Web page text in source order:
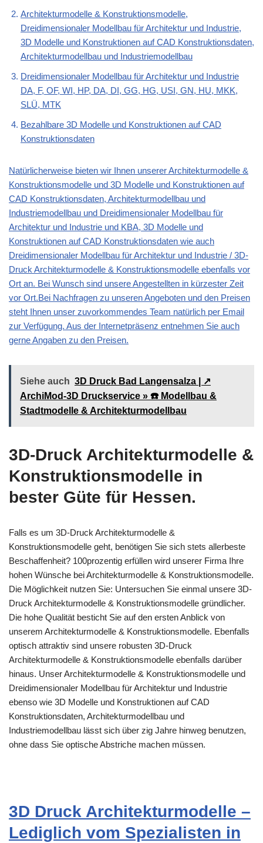
Architekturmodelle & Konstruktionsmodelle,
Dreidimensionaler Modellbau für Architektur und Industrie,
3D Modelle und Konstruktionen auf CAD Konstruktionsdaten,
Architekturmodellbau und Industriemodellbau
Dreidimensionaler Modellbau für Architektur und Industrie
DA, F, OF, WI, HP, DA, DI, GG, HG, USI, GN, HU, MKK,
SLÜ, MTK
Bezahlbare 3D Modelle und Konstruktionen auf CAD
Konstruktionsdaten
Natürlicherweise bieten wir Ihnen unserer Architekturmodelle &
Konstruktionsmodelle und 3D Modelle und Konstruktionen auf
CAD Konstruktionsdaten, Architekturmodellbau und
Industriemodellbau und Dreidimensionaler Modellbau für
Architektur und Industrie und KBA, 3D Modelle und
Konstruktionen auf CAD Konstruktionsdaten wie auch
Dreidimensionaler Modellbau für Architektur und Industrie / 3D-
Druck Architekturmodelle & Konstruktionsmodelle ebenfalls vor
Ort an. Bei Wunsch sind unsere Angestellten in kürzester Zeit
vor Ort.Bei Nachfragen zu unseren Angeboten und den Preisen
steht Ihnen unser zuvorkommendes Team natürlich per Email
zur Verfügung. Aus der Internetpräsenz entnehmen Sie auch
gerne Angaben zu den Preisen.
Siehe auch 3D Druck Bad Langensalza | ↗️
ArchiMod-3D Druckservice » ☎️ Modellbau &
Stadtmodelle & Architekturmodellbau
3D-Druck Architekturmodelle &
Konstruktionsmodelle in
bester Güte für Hessen.
Falls es um 3D-Druck Architekturmodelle &
Konstruktionsmodelle geht, benötigen Sie sich stets allerbeste
Beschaffenheit? 100prozentig erfüllen wird unserer Firma Ihre
hohen Wünsche bei Architekturmodelle & Konstruktionsmodelle.
Die Möglichkeit nutzen Sie: Untersuchen Sie einmal unsere 3D-
Druck Architekturmodelle & Konstruktionsmodelle gründlicher.
Die hohe Qualität besticht Sie auf den ersten Anblick von
unserem Architekturmodelle & Konstruktionsmodelle. Ebenfalls
optisch attraktiv sind unsere robusten 3D-Druck
Architekturmodelle & Konstruktionsmodelle ebenfalls darüber
hinaus. Unser Architekturmodelle & Konstruktionsmodelle und
Dreidimensionaler Modellbau für Architektur und Industrie
ebenso wie 3D Modelle und Konstruktionen auf CAD
Konstruktionsdaten, Architekturmodellbau und
Industriemodellbau lässt sich über zig Jahre hinweg benutzen,
ohne dass Sie optische Abstriche machen müssen.
3D Druck Architekturmodelle –
Lediglich vom Spezialisten in